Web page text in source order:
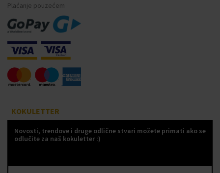
Plaćanje pouzećem
KOKULETTER
Novosti, trendove i druge odlične stvari možete primati ako se
odlučite za naš kokuletter :)